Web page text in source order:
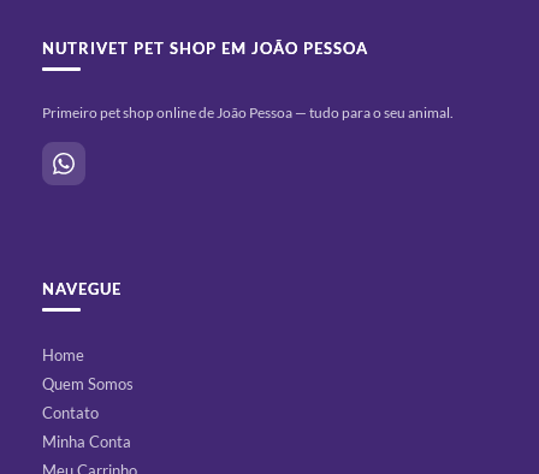
NUTRIVET PET SHOP EM JOÃO PESSOA
Primeiro pet shop online de João Pessoa — tudo para o seu animal.
NAVEGUE
Home
Quem Somos
Contato
Minha Conta